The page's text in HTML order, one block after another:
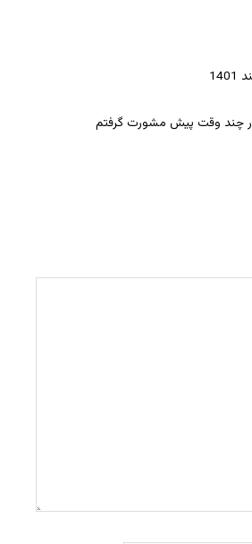
چند وقت پیش مشورت گرفتم